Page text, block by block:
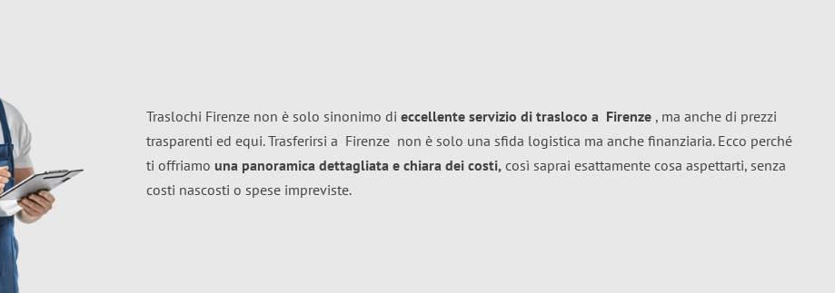
Traslochi Firenze non è solo sinonimo di eccellente servizio di trasloco a Firenze , ma anche di prezzi
trasparenti ed equi. Trasferirsi a Firenze non è solo una sfida logistica ma anche finanziaria. Ecco perché
ti offriamo una panoramica dettagliata e chiara dei costi, così saprai esattamente cosa aspettarti, senza
costi nascosti o spese impreviste.